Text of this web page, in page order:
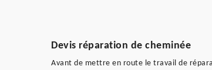
Devis réparation de cheminée
Avant de mettre en route le travail de